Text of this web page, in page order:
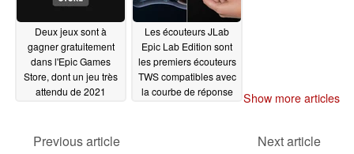
Deux jeux sont à
gagner gratuitement
dans l'Epic Games
Store, dont un jeu très
attendu de 2021
Les écouteurs JLab
Epic Lab Edition sont
les premiers écouteurs
TWS compatibles avec
la courbe de réponse
Show more articles
Previous article
Next article